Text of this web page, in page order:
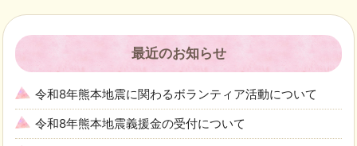
最近のお知らせ
令和8年熊本地震に関わるボランティア活動について
令和8年熊本地震義援金の受付について